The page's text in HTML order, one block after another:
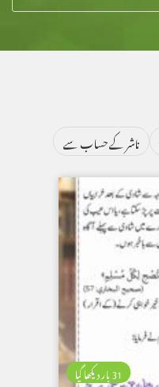
ناشر کے حساب سے
31 بار دیکھا گیا